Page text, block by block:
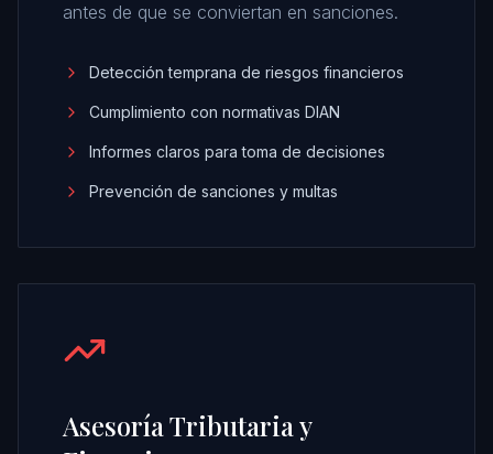
antes de que se conviertan en sanciones.
Detección temprana de riesgos financieros
Cumplimiento con normativas DIAN
Informes claros para toma de decisiones
Prevención de sanciones y multas
Asesoría Tributaria y